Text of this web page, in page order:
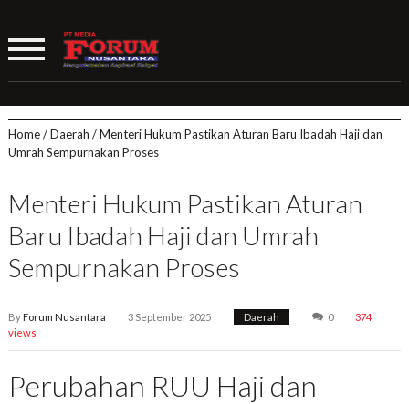
Home/Daerah /Menteri Hukum Pastikan Aturan Baru Ibadah Haji dan
Umrah Sempurnakan Proses
Menteri Hukum Pastikan Aturan
Baru Ibadah Haji dan Umrah
Sempurnakan Proses
ByForum Nusantara 3 September 2025 Daerah 0
374
views
Perubahan RUU Haji dan